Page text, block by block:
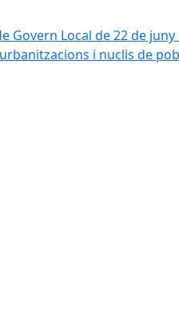
Govern Local de 22 de juny
i nuclis de